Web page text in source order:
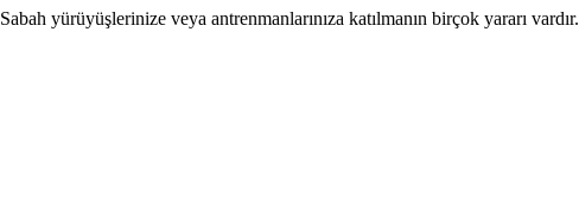
Sabah yürüyüşlerinize veya antrenmanlarınıza katılmanın birçok yararı vardır.